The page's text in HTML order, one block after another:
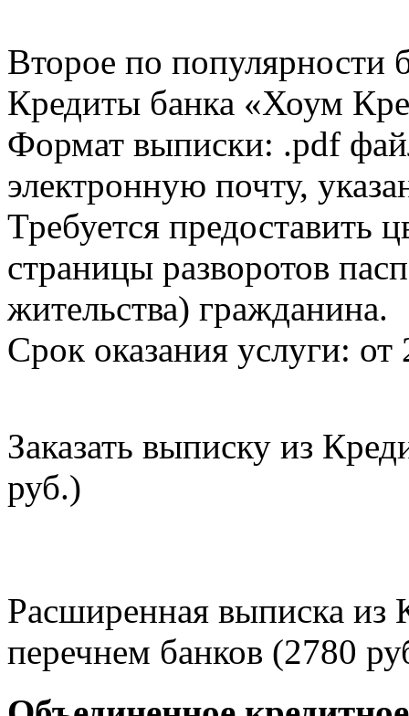
Второе по популярности
Кредиты банка «Хоум
Формат выписки: .pdf
электронную почту,
Требуется предоставить
страницы разворотов
жительства) гражданина.
Срок оказания услуги: от
Заказать выписку из
руб.)
Расширенная выписка из
перечнем банков (2780